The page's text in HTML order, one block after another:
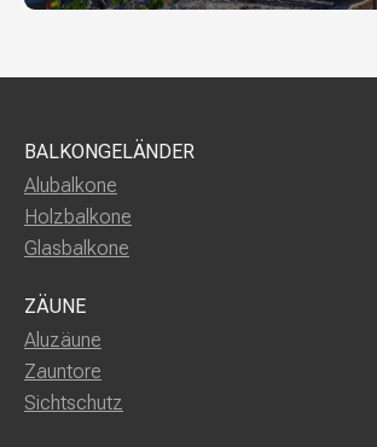
BALKONGELÄNDER
Alubalkone
Holzbalkone
Glasbalkone
ZÄUNE
Aluzäune
Zauntore
Sichtschutz